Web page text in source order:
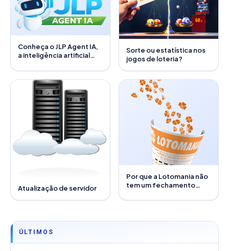
Conheça o JLP Agent IA,
a inteligência artificial
você
Sorte ou estatística nos
jogos de loteria?
Atualização de servidor
Por que a Lotomania não
tem um fechamento
combinações?
ÚLTIMOS